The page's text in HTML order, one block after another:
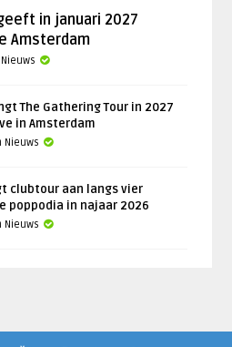
in januari 2027
Amsterdam
The Gathering Tour in 2027
in Amsterdam
Nieuws
clubtour aan langs vier
poppodia in najaar 2026
Nieuws